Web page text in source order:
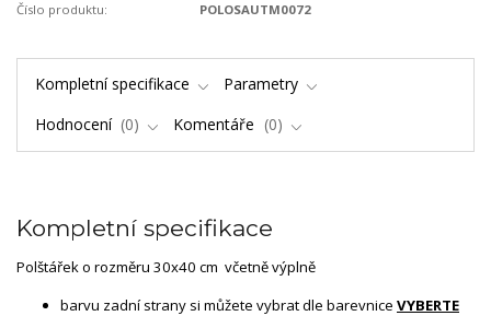
Číslo produktu: POLOSAUTM0072
Kompletní specifikace
Parametry
Hodnocení
0 Komentáře 0
Kompletní specifikace
Polštářek o rozměru 30x40 cm včetně výplně
barvu zadní strany si můžete vybrat dle barevnice VYBERTE